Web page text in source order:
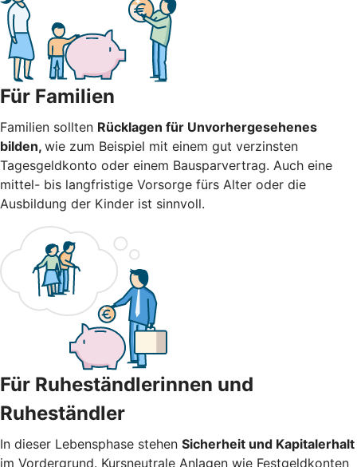
Für Familien
Familien sollten Rücklagen für Unvorhergesehenes
bilden, wie zum Beispiel mit einem gut verzinsten
Tagesgeldkonto oder einem Bausparvertrag. Auch eine
mittel- bis langfristige Vorsorge fürs Alter oder die
Ausbildung der Kinder ist sinnvoll.
Für Ruheständlerinnen und
Ruheständler
In dieser Lebensphase stehen Sicherheit und Kapitalerhalt
im Vordergrund. Kursneutrale Anlagen wie Festgeldkonten